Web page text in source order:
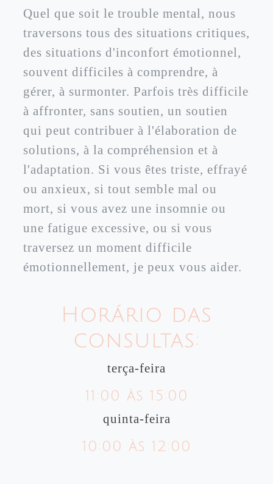
Quel que soit le trouble mental, nous
traversons tous des situations critiques,
des situations d'inconfort émotionnel,
souvent difficiles à comprendre, à
gérer, à surmonter. Parfois très difficile
à affronter, sans soutien, un soutien
qui peut contribuer à l'élaboration de
solutions, à la compréhension et à
l'adaptation. Si vous êtes triste, effrayé
ou anxieux, si tout semble mal ou
mort, si vous avez une insomnie ou
une fatigue excessive, ou si vous
traversez un moment difficile
émotionnellement, je peux vous aider.
Horário das
consultas:
terça-feira
11:00 às 15:00
quinta-feira
10:00 às 12:00